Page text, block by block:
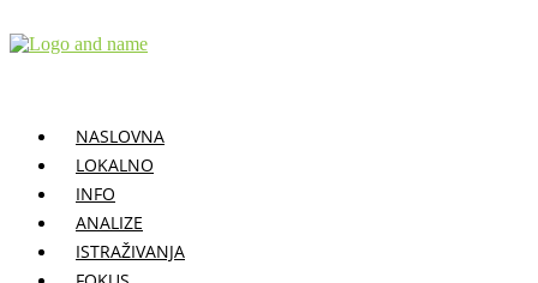
na
NASLOVNA
LOKALNO
INFO
ANALIZE
ISTRAŽIVANJA